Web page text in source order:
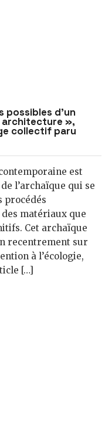
possibles d’un
architecture »,
collectif paru
est
l’archaïque qui se
procédés
matériaux que
Cet archaïque
recentrement sur
à l’écologie,
[…]